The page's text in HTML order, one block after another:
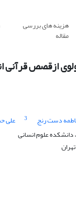
هزینه های بررسی
مقاله
ازقصص قرآنی
دست رنج 3 علی
علوم انسانی